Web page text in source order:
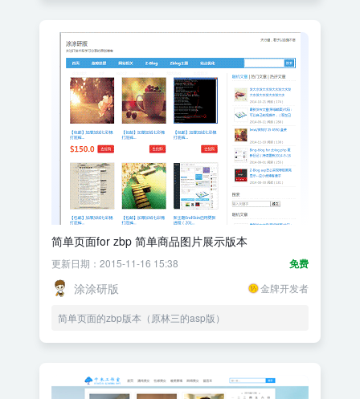
简单页面for zbp 简单商品图片展示版本
免费
更新日期：2015-11-16 15:38
涂涂研版 金牌开发者
简单页面的zbp版本（原林三的asp版）